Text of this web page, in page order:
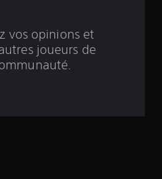
u
vos opinions et
joueurs de